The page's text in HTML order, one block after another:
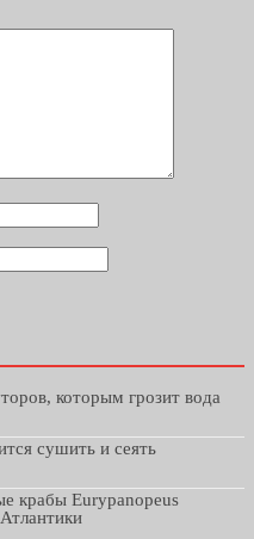
которым грозит вода
сушить и сеять
крабы Eurypanopeus